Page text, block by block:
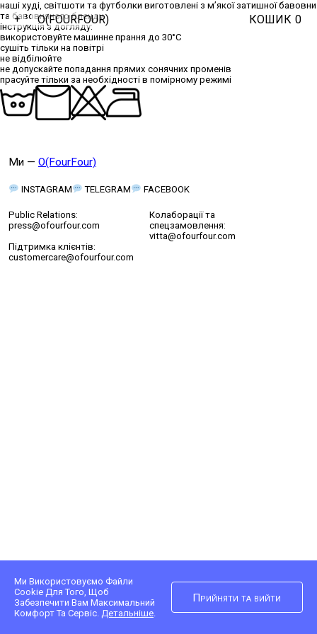
+ O(FOURFOUR) КОШИК 0
наші худі, світшоти та футболки виготовлені з м’якої затишної бавовни
та бавовняного бленду
інструкція з догляду:
використовуйте машинне прання до 30°C
сушіть тільки на повітрі
не відбілюйте
не допускайте попадання прямих сонячних променів
прасуйте тільки за необхідності в помірному режимі
Ми — O(FourFour)
INSTAGRAM TELEGRAM FACEBOOK
Public Relations:
press@ofourfour.com
Колаборації та
спецзамовлення:
vitta@ofourfour.com
Підтримка клієнтів:
customercare@ofourfour.com
Ми Використовуємо Файли
Cookie Для Того, Щоб
Забезпечити Вам Максимальний
Комфорт Та Сервіс. Детальніше.
Прийняти та вийти